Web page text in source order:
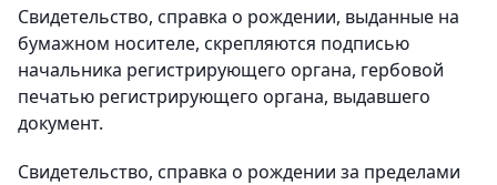
Свидетельство, справка о рождении, выданные на
бумажном носителе, скрепляются подписью
начальника регистрирующего органа, гербовой
печатью регистрирующего органа, выдавшего
документ.
Свидетельство, справка о рождении за пределами